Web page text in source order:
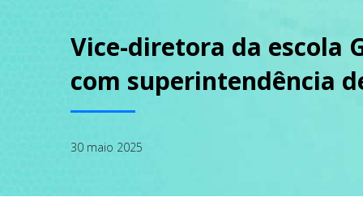
Vice-diretora da escola
com superintendência
30 maio 2025